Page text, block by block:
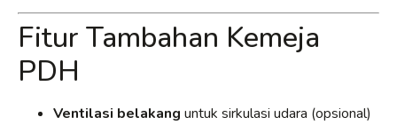
Fitur Tambahan Kemeja
PDH
Ventilasi belakang untuk sirkulasi udara (opsional)